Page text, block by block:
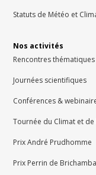
Statuts de Météo et
Nos activités
Rencontres thématiques
Journées scientifiques
Conférences &
Tournée du Climat et
Prix André Prudhomme
Prix Perrin de